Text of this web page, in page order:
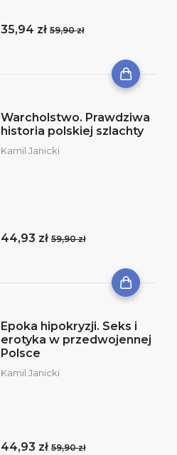
35,94 zł 59,90 zł
Warcholstwo. Prawdziwa
historia polskiej szlachty
Kamil Janicki
44,93 zł 59,90 zł
Epoka hipokryzji. Seks i
erotyka w przedwojennej
Polsce
Kamil Janicki
44,93 zł 59,90 zł